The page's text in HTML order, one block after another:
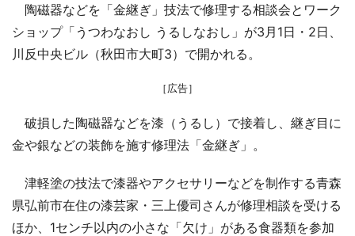
陶磁器などを「金継ぎ」技法で修理する相談会とワーク
ショップ「うつわなおし うるしなおし」が3月1日・2日、
川反中央ビル（秋田市大町3）で開かれる。
［広告］
破損した陶磁器などを漆（うるし）で接着し、継ぎ目に
金や銀などの装飾を施す修理法「金継ぎ」。
津軽塗の技法で漆器やアクセサリーなどを制作する青森
県弘前市在住の漆芸家・三上優司さんが修理相談を受ける
ほか、1センチ以内の小さな「欠け」がある食器類を参加